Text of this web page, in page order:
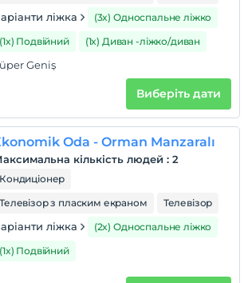
ліжка
(3x) Односпальне ліжко
(1x) Подвійний
(1x) Диван -ліжко/диван
Geniş
Виберіть дати
Oda - Orman Manzaralı
кількість людей : 2
Кондиціонер
Телевізор з пласким екраном
Телевізор
ліжка
(2x) Односпальне ліжко
(1x) Подвійний